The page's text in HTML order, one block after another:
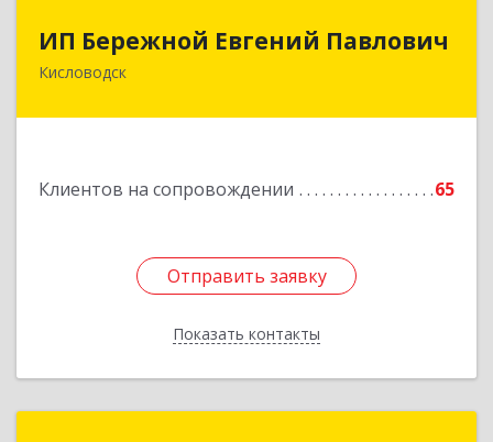
ИП Бережной Евгений Павлович
Кисловодск
Клиентов на сопровождении 65
Отправить заявку
Показать контакты
ИП Бережной Евгений Павлович
357748, Ставропольский край, Кисловодск г,
Отправить заявку
Назад